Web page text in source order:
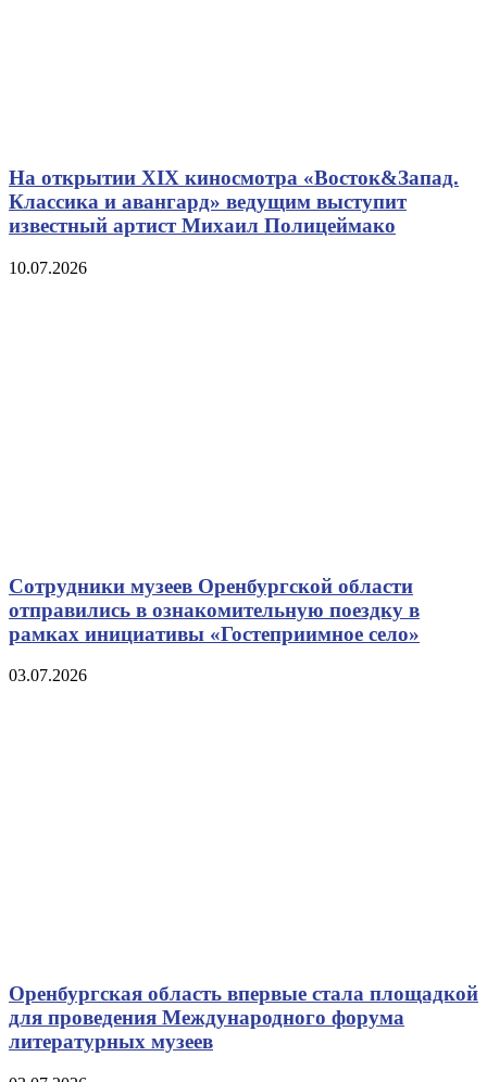
На открытии XIX киносмотра «Восток&Запад.
Классика и авангард» ведущим выступит
известный артист Михаил Полицеймако
10.07.2026
Сотрудники музеев Оренбургской области
отправились в ознакомительную поездку в
рамках инициативы «Гостеприимное село»
03.07.2026
Оренбургская область впервые стала площадкой
для проведения Международного форума
литературных музеев